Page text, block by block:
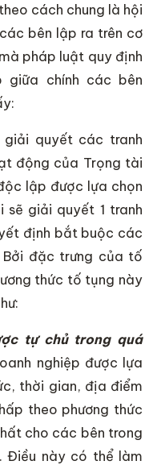
cách chung là hội
bên lập ra trên cơ
pháp luật quy định
giữa chính các bên
quyết các tranh
động của Trọng tài
lập được lựa chọn
sẽ giải quyết 1 tranh
định bắt buộc các
Bởi đặc trưng của tố
thức tố tụng này
tự chủ trong quá
nghiệp được lựa
thời gian, địa điểm
theo phương thức
cho các bên trong
Điều này có thể làm